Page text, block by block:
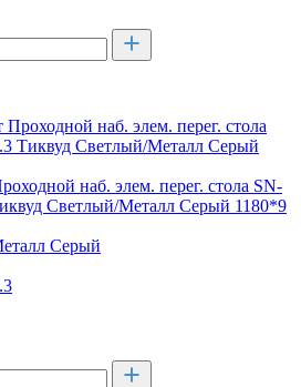
наб. элем. перег. стола SN-
Светлый/Металл Серый 1180*9
Серый